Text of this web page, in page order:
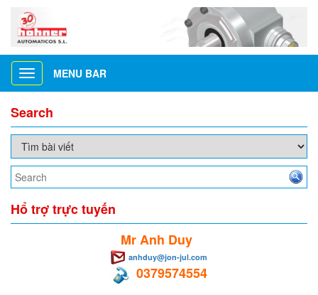
Toggle
navigation
MENU BAR
Search
Hổ trợ trực tuyến
Mr Anh Duy
anhduy@jon-jul.com
0379574554